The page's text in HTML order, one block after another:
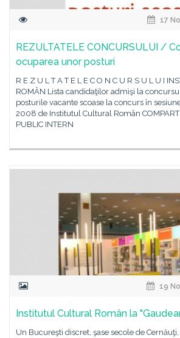
17
REZULTATELE CONCURSULUI /
ocuparea unor posturi
R E Z U L T A T E L E C O N C U R S U L U I
ROMÂN Lista candidaţilor admişi la
posturile vacante scoase la concurs în
2008 de Institutul Cultural Român
PUBLIC INTERN
19
Institutul Cultural Român la
Un Bucureşti discret, şase secole de